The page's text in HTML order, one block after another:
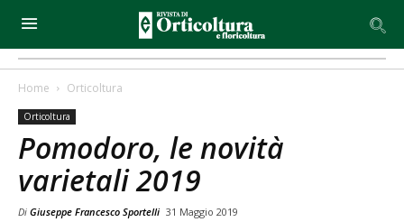
Home Orticoltura
Orticoltura
Pomodoro, le novità
varietali 2019
Di Giuseppe Francesco Sportelli 31 Maggio 2019